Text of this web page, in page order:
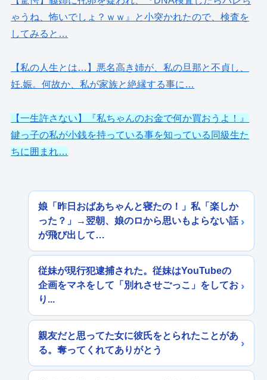
ゃうね、怖いでしょ？ｗｗ』と小突かれたので、検査を
してみると…
【私の人生とは…】悪名高き姉が、私の旦那と不貞し、
妊.娠。何故か、私が家族と絶縁する事に…
【一生許さない】『私ちゃんのお金で何か買おうよ！』
鍵っ子の私が小銭を持っている事を知っている同級生た
ちに囲まれ…
娘「昨日おばあちゃんと寝たの！」私「楽しか
った？」→翌朝、娘のロから思いもよらない話
が飛び出して…
従妹が現行犯逮捕された。従妹はYouTubeの
企画をマネをして「別れさせごっこ」をしてお
り...
親友だと思ってた女に彼氏をとられたことがあ
る。奪ってくれてありがとう